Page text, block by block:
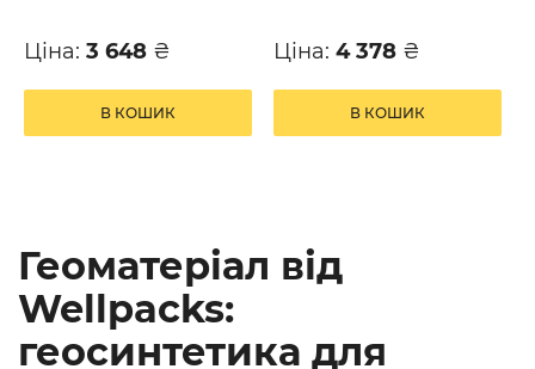
Ціна: 3 648 ₴
В КОШИК
Ціна: 4 378 ₴
В КОШИК
Геоматеріал від
Wellpacks:
геосинтетика для